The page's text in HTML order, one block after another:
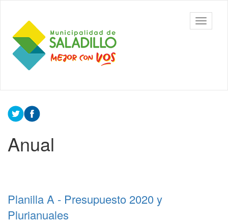
contenido
principal
Municipalidad
de Saladillo
barra
Contenido
principal
Anual
Planilla A - Presupuesto 2020 y
Plurianuales